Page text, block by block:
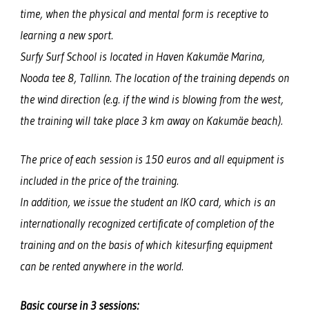
time, when the physical and mental form is receptive to
learning a new sport.
Surfy Surf School is located in Haven Kakumäe Marina,
Nooda tee 8, Tallinn. The location of the training depends on
the wind direction (e.g. if the wind is blowing from the west,
the training will take place 3 km away on Kakumäe beach).
The price of each session is 150 euros and all equipment is
included in the price of the training.
In addition, we issue the student an IKO card, which is an
internationally recognized certificate of completion of the
training and on the basis of which kitesurfing equipment
can be rented anywhere in the world.
Basic course in 3 sessions: